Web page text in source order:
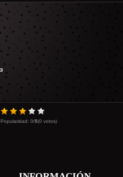
Popularidad: 0/5(0 votos)